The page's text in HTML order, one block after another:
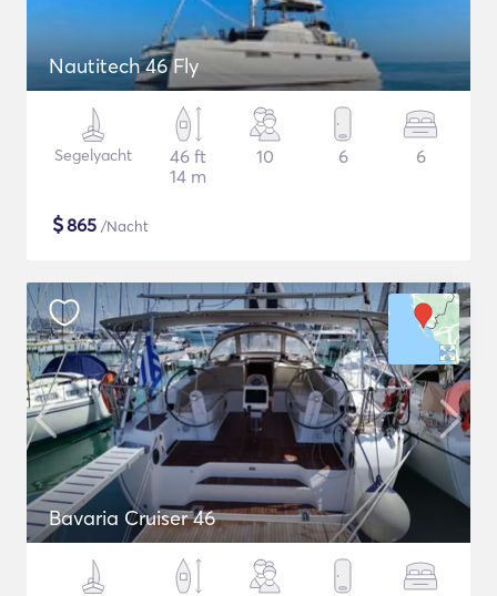
Nautitech 46 Fly
Segelyacht
46 ft
14 m
10 6 6
$865 /Nacht
Bavaria Cruiser 46